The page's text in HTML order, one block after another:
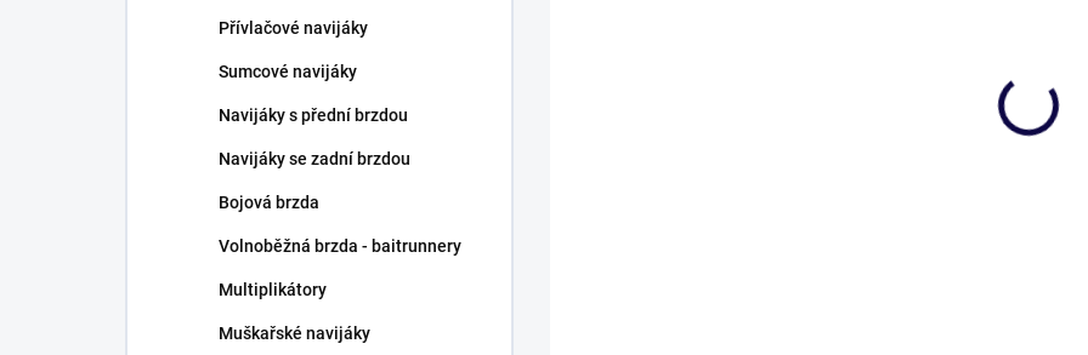
Přívlačové navijáky
Sumcové navijáky
Navijáky s přední brzdou
Navijáky se zadní brzdou
Bojová brzda
Volnoběžná brzda - baitrunnery
Multiplikátory
Muškařské navijáky